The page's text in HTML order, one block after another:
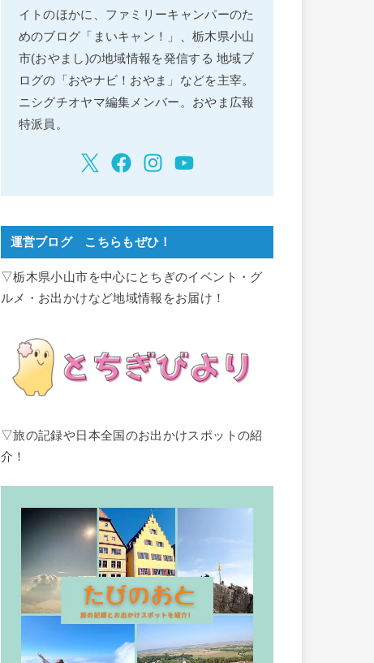
イトのほかに、ファミリーキャンパーのた
めのブログ「まいキャン！」、栃木県小山
市(おやまし)の地域情報を発信する 地域ブ
ログの「おやナビ！おやま」などを主宰。
ニシグチオヤマ編集メンバー。おやま広報
特派員。
運営ブログ こちらもぜひ！
▽栃木県小山市を中心にとちぎのイベント・グ
ルメ・お出かけなど地域情報をお届け！
▽旅の記録や日本全国のお出かけスポットの紹
介！